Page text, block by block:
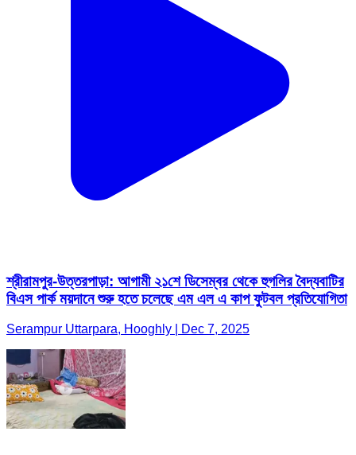
শ্রীরামপুর-উত্তরপাড়া: আগামী ২১শে ডিসেম্বর থেকে হুগলির বৈদ্যবাটির
বিএস পার্ক ময়দানে শুরু হতে চলেছে এম এল এ কাপ ফুটবল প্রতিযোগিতা
Serampur Uttarpara, Hooghly | Dec 7, 2025